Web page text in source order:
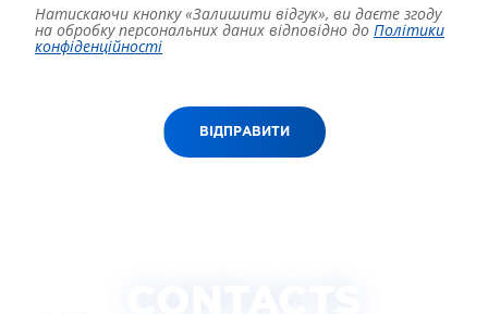
Натискаючи кнопку «Залишити відгук», ви даєте згоду
на обробку персональних даних відповідно до Політики
конфіденційності
ВІДПРАВИТИ